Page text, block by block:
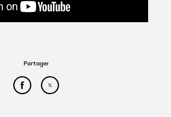
Partager
Partager cet article sur
Partager cet article sur